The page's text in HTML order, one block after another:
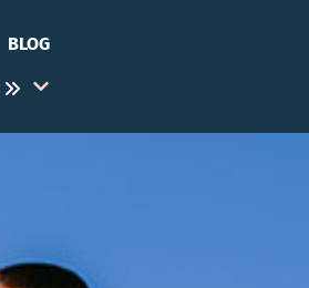
BLOG